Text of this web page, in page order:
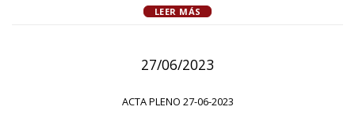
LEER MÁS
27/06/2023
ACTA PLENO 27-06-2023